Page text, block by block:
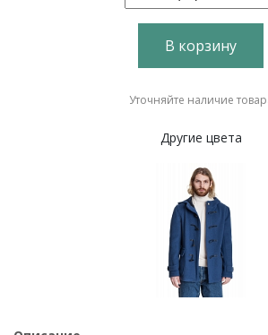
В корзину
Уточняйте наличие
Другие цвета